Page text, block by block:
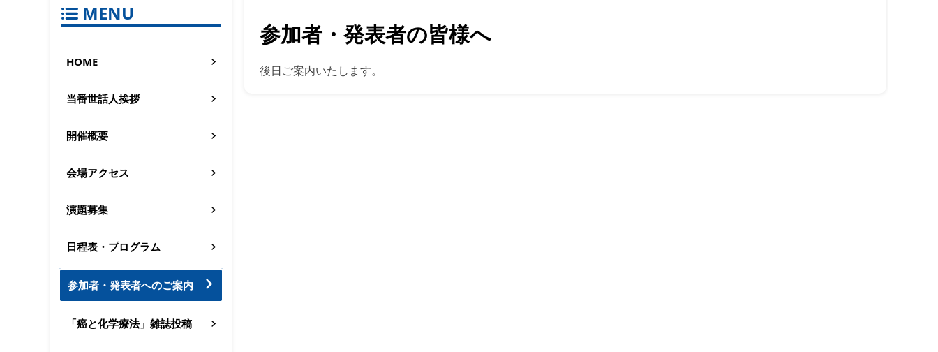
MENU
HOME
当番世話人挨拶
開催概要
会場アクセス
演題募集
日程表・プログラム
参加者・発表者へのご案内
「癌と化学療法」雑誌投稿
参加者・発表者の皆様へ
後日ご案内いたします。